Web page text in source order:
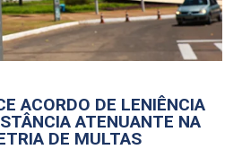
ACORDO DE LENIÊNCIA
ATENUANTE NA
DE MULTAS